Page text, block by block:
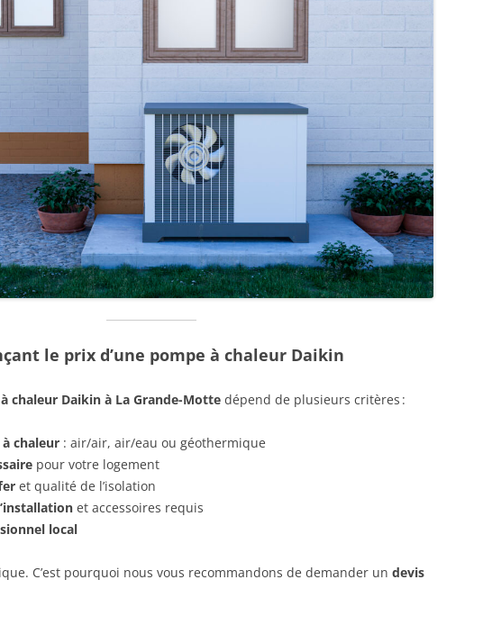
le prix d’une pompe à chaleur Daikin
chaleur Daikin à La Grande-Motte dépend de plusieurs critères :
chaleur : air/air, air/eau ou géothermique
pour votre logement
et qualité de l’isolation
et accessoires requis
local
C’est pourquoi nous vous recommandons de demander un devis